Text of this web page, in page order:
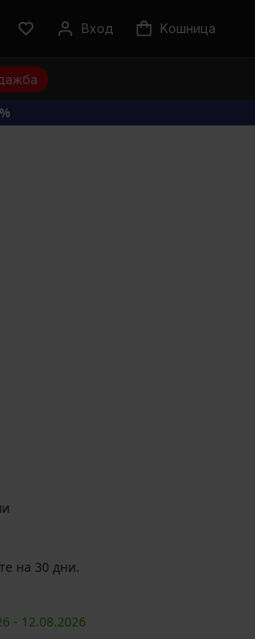
Вход Kошница
на 30 дни.
- 12.08.2026